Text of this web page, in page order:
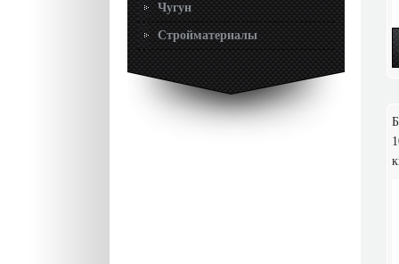
Чугун
Стройматериалы